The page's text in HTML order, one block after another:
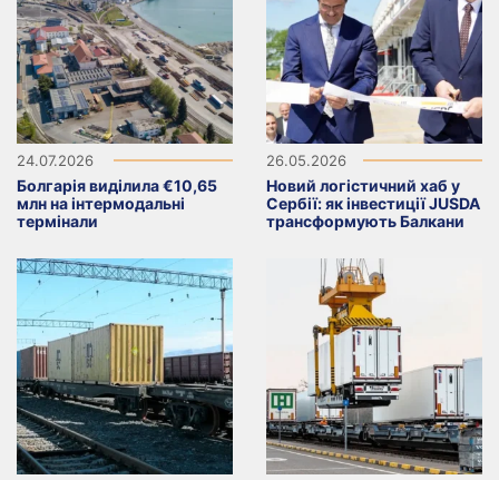
24.07.2026
Болгарія виділила €10,65
млн на інтермодальні
термінали
26.05.2026
Новий логістичний хаб у
Сербії: як інвестиції JUSDA
трансформують Балкани